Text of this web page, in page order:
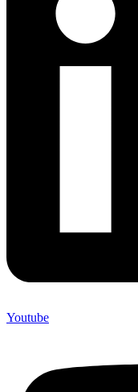
Youtube